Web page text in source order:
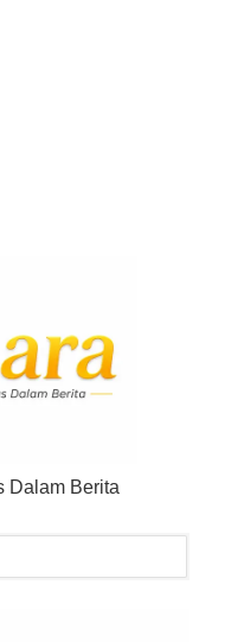
Dalam Berita